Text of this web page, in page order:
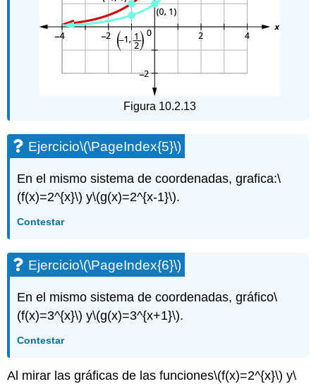
Figura 10.2.13
Ejercicio\(\PageIndex{5}\)
En el mismo sistema de coordenadas, grafica:\
(f(x)=2^{x}\) y\(g(x)=2^{x-1}\).
Contestar
Ejercicio\(\PageIndex{6}\)
En el mismo sistema de coordenadas, gráfico\
(f(x)=3^{x}\) y\(g(x)=3^{x+1}\).
Contestar
Al mirar las gráficas de las funciones\(f(x)=2^{x}\) y\